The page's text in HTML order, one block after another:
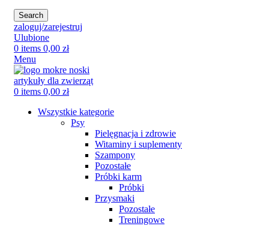
Search
zaloguj/zarejestruj
Ulubione
0 items 0,00 zł
Menu
0 items 0,00 zł
Wszystkie kategorie
Psy
Pielęgnacja i zdrowie
Witaminy i suplementy
Szampony
Pozostałe
Próbki karm
Próbki
Przysmaki
Pozostałe
Treningowe